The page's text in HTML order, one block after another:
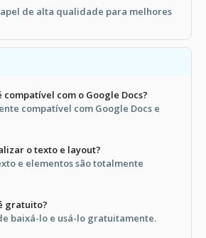
de alta qualidade para melhores
compatível com o Google Docs?
compatível com Google Docs e
o texto e layout?
e elementos são totalmente
gratuito?
baixá-lo e usá-lo gratuitamente.